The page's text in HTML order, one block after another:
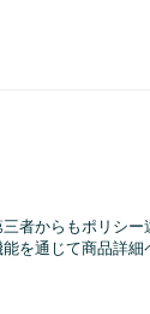
者からもポリシー
能を通じて商品詳細